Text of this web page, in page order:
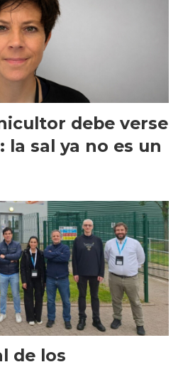
debe verse
la sal ya no es un
de los